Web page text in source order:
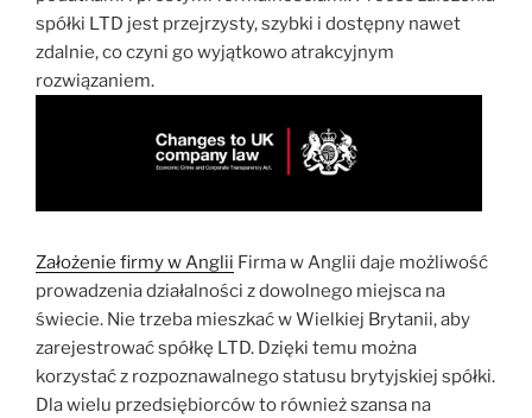
spółki LTD jest przejrzysty, szybki i dostępny nawet
zdalnie, co czyni go wyjątkowo atrakcyjnym
rozwiązaniem.
Założenie firmy w Anglii Firma w Anglii daje możliwość
prowadzenia działalności z dowolnego miejsca na
świecie. Nie trzeba mieszkać w Wielkiej Brytanii, aby
zarejestrować spółkę LTD. Dzięki temu można
korzystać z rozpoznawalnego statusu brytyjskiej spółki.
Dla wielu przedsiębiorców to również szansa na